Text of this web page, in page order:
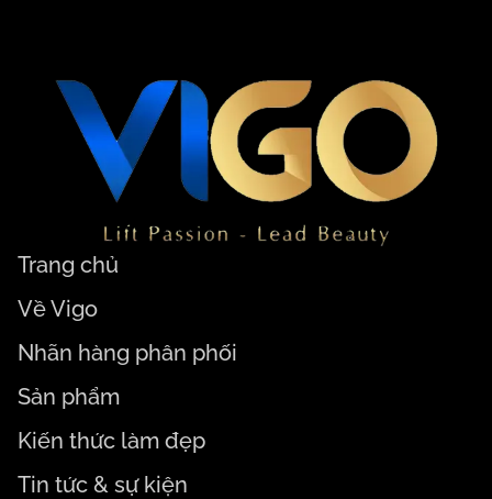
Trang chủ
Về Vigo
Nhãn hàng phân phối
Sản phẩm
Kiến thức làm đẹp
Tin tức & sự kiện